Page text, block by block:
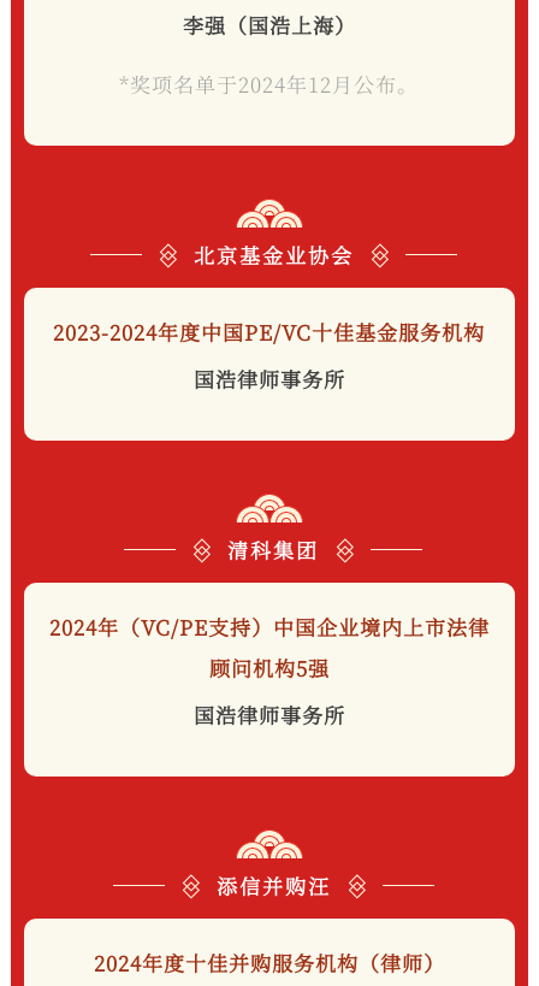
李强（国浩上海）
*奖项名单于2024年12月公布。
北京基金业协会
2023-2024年度中国PE/VC十佳基金服务机构
国浩律师事务所
清科集团
2024年（VC/PE支持）中国企业境内上市法律
顾问机构5强
国浩律师事务所
添信并购汪
2024年度十佳并购服务机构（律师）